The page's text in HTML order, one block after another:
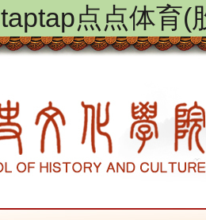
taptap点点体育(